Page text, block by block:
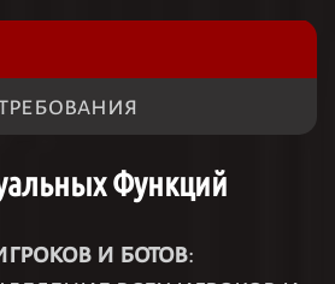
Функций
и ботов: